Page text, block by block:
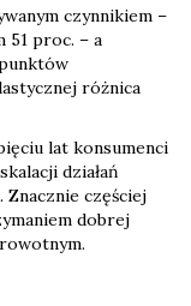
czynnikiem –
51 proc. – a
różnica
lat konsumenci
działań
Znacznie częściej
dobrej